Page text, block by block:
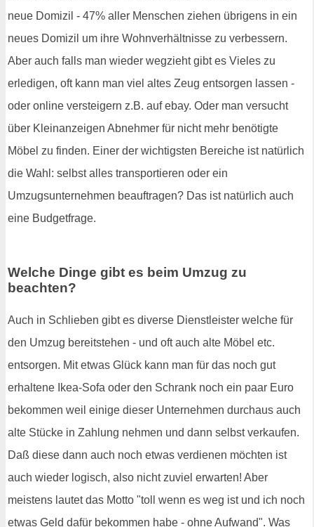
neue Domizil - 47% aller Menschen ziehen übrigens in ein
neues Domizil um ihre Wohnverhältnisse zu verbessern.
Aber auch falls man wieder wegzieht gibt es Vieles zu
erledigen, oft kann man viel altes Zeug entsorgen lassen -
oder online versteigern z.B. auf ebay. Oder man versucht
über Kleinanzeigen Abnehmer für nicht mehr benötigte
Möbel zu finden. Einer der wichtigsten Bereiche ist natürlich
die Wahl: selbst alles transportieren oder ein
Umzugsunternehmen beauftragen? Das ist natürlich auch
eine Budgetfrage.
Welche Dinge gibt es beim Umzug zu
beachten?
Auch in Schlieben gibt es diverse Dienstleister welche für
den Umzug bereitstehen - und oft auch alte Möbel etc.
entsorgen. Mit etwas Glück kann man für das noch gut
erhaltene Ikea-Sofa oder den Schrank noch ein paar Euro
bekommen weil einige dieser Unternehmen durchaus auch
alte Stücke in Zahlung nehmen und dann selbst verkaufen.
Daß diese dann auch noch etwas verdienen möchten ist
auch wieder logisch, also nicht zuviel erwarten! Aber
meistens lautet das Motto "toll wenn es weg ist und ich noch
etwas Geld dafür bekommen habe - ohne Aufwand". Was